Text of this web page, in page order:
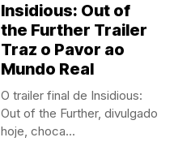
Insidious: Out of
the Further Trailer
Traz o Pavor ao
Mundo Real
O trailer final de Insidious:
Out of the Further, divulgado
hoje, choca...